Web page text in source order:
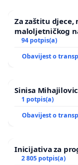
Za zaštitu
maloljetničkog
94 potpis(a)
Obavijest o
Sinisa
1 potpis(a)
Obavijest o
Inicijativa za
2 805 potpis(a)